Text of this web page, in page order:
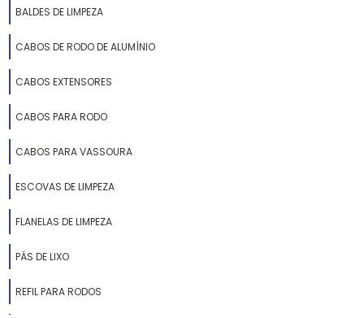
BALDES DE LIMPEZA
CABOS DE RODO DE ALUMÍNIO
CABOS EXTENSORES
CABOS PARA RODO
CABOS PARA VASSOURA
ESCOVAS DE LIMPEZA
FLANELAS DE LIMPEZA
PÁS DE LIXO
REFIL PARA RODOS